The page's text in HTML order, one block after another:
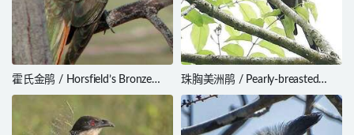
霍氏金鹃 / Horsfield’s Bronze
Cuckoo / Chrysococcyx basalis
珠胸美洲鹃 / Pearly-breasted
Cuckoo / Coccyzus euleri